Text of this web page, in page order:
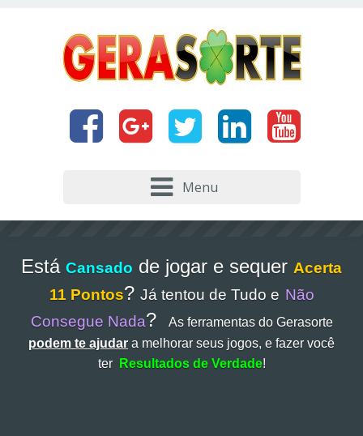
Menu
Está Cansado de jogar e sequer Acerta
11 Pontos? Já tentou de Tudo e Não
Consegue Nada?
As ferramentas do Gerasorte
podem te ajudar a melhorar seus jogos, e fazer você
ter
Resultados de Verdade!